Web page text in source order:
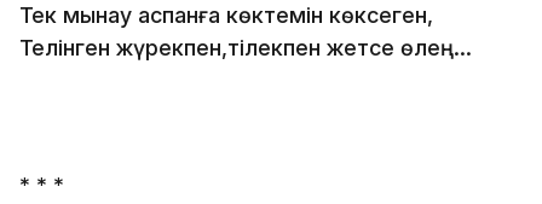
Тек мынау аспанға көктемін көксеген,
Телінген жүрекпен,тілекпен жетсе өлең...
* * *